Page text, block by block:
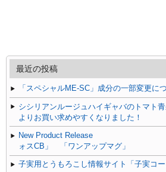
最近の投稿
「スペシャルME-SC」成分の一部変更に
シシリアンルージュハイギャバのトマト
よりお買い求めやすくなりました！
New Product
ォスCB」 「ワンアップマグ」
子実用とうもろこし情報サイト「子実コ